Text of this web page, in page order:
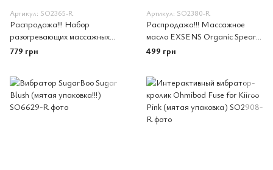
Артикул: SO2365-R
Распродажа!!! Набор
разогревающих массажных
масел EXSENS Lets Travel
(3х30 мл) (срок 07.2026)
779 грн
Артикул: SO2380-R
Распродажа!!! Массажное
масло EXSENS Organic Spear
Mint 50мл (срок 07.2026)
499 грн